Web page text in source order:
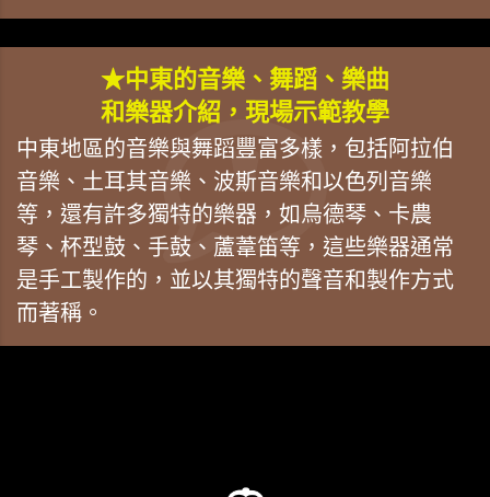
★中東的音樂、舞蹈、樂曲
和樂器介紹，現場示範教學
中東地區的音樂與舞蹈豐富多樣，包括阿拉伯
音樂、土耳其音樂、波斯音樂和以色列音樂
等，還有許多獨特的樂器，如烏德琴、卡農
琴、杯型鼓、手鼓、蘆葦笛等，這些樂器通常
是手工製作的，並以其獨特的聲音和製作方式
而著稱。